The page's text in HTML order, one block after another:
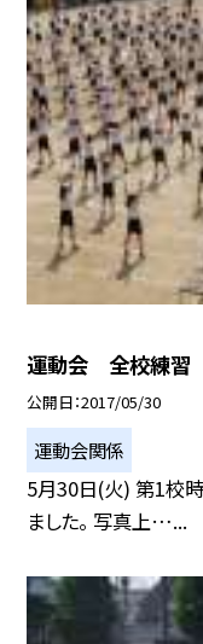
運動会 全校練習
公開日 2017/05/30
運動会関係
5月30日(火) 第1校
ました。 写真上…...